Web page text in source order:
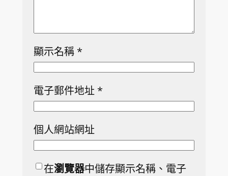
顯示名稱 *
電子郵件地址 *
個人網站網址
在瀏覽器中儲存顯示名稱、電子